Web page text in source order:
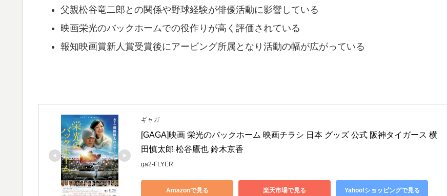
父親松谷竜二郎との関係や野球経験が俳優活動に影響している
映画栄光のバックホームでの役作りが高く評価されている
報知映画賞新人賞受賞後にアービング所属となり活動の幅が広がっている
ギャガ
[GAGA]映画 栄光のバックホーム 映画チラシ 日本 グッズ 公式 阪神タイガース 横
田慎太郎 松谷鷹也 鈴木京香
ga2-FLYER
Amazonで見る 楽天市場で見る Yahoo!ショッピングで見る